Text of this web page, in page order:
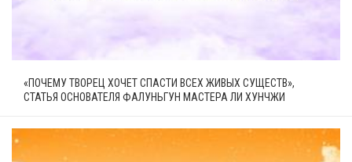
«ПОЧЕМУ ТВОРЕЦ ХОЧЕТ СПАСТИ ВСЕХ ЖИВЫХ СУЩЕСТВ»,
СТАТЬЯ ОСНОВАТЕЛЯ ФАЛУНЬГУН МАСТЕРА ЛИ ХУНЧЖИ